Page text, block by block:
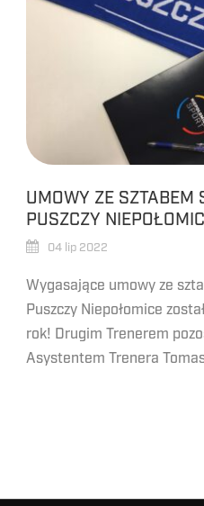
UMOWY ZE SZTABEM
PUSZCZY
04 lip 2022
Wygasające umowy ze
Puszczy Niepołomice
rok! Drugim Trenerem
Asystentem Trenera